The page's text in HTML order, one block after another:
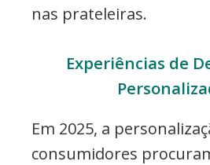
nas prateleiras.
Experiências de
Em 2025, a
consumidores